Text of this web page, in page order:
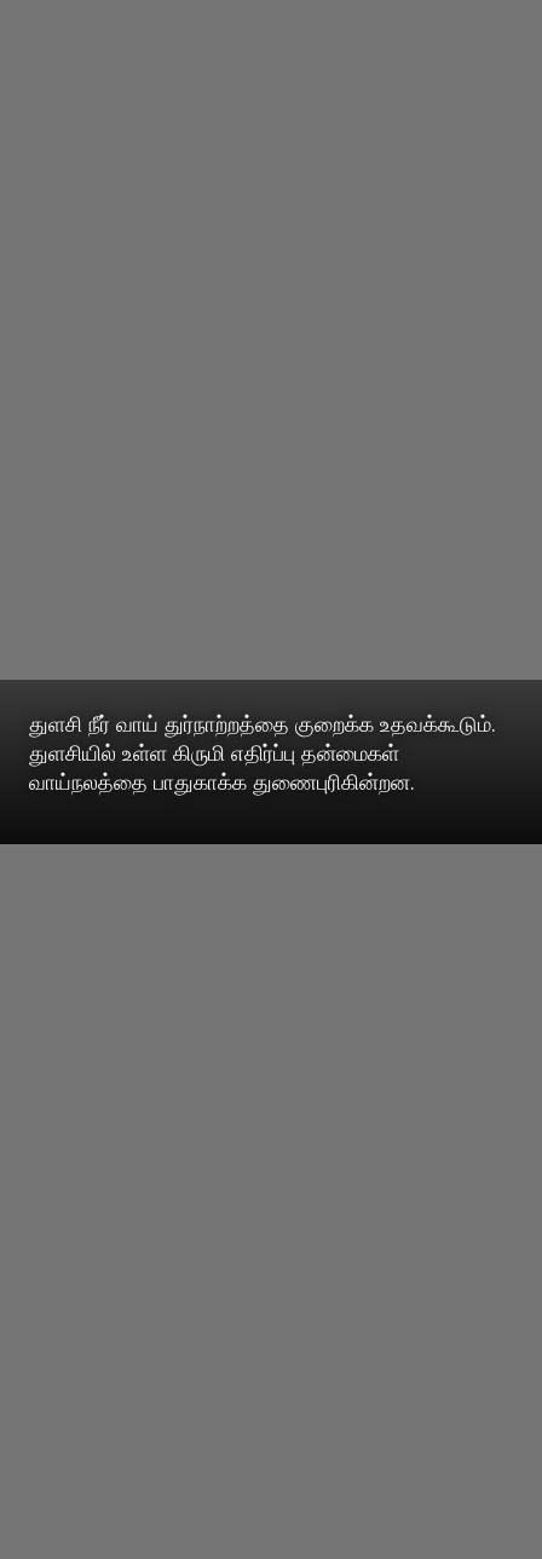
துளசி நீர் வாய் துர்நாற்றத்தை குறைக்க உதவக்கூடும்.
துளசியில் உள்ள கிருமி எதிர்ப்பு தன்மைகள்
வாய்நலத்தை பாதுகாக்க துணைபுரிகின்றன.